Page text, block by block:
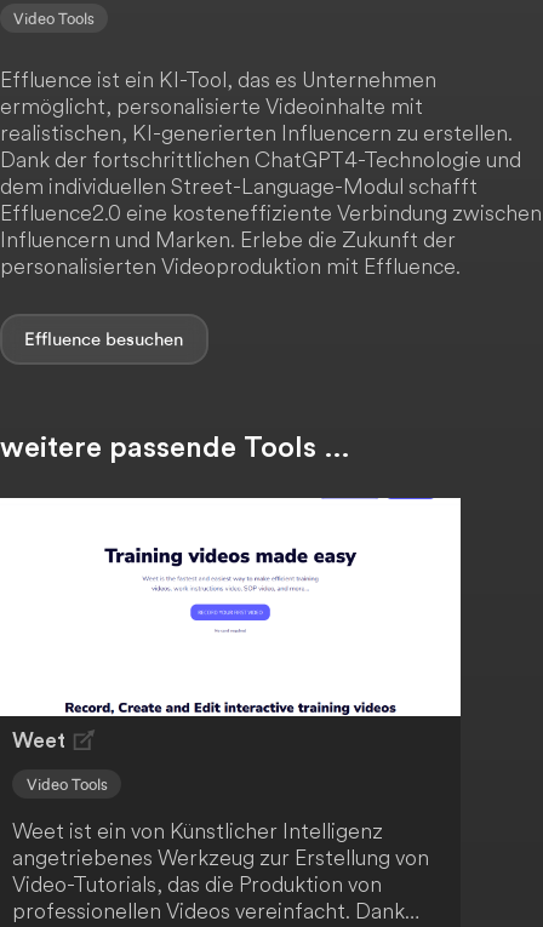
Video Tools
Effluence ist ein KI-Tool, das es Unternehmen
ermöglicht, personalisierte Videoinhalte mit
realistischen, KI-generierten Influencern zu erstellen.
Dank der fortschrittlichen ChatGPT4-Technologie und
dem individuellen Street-Language-Modul schafft
Effluence2.0 eine kosteneffiziente Verbindung zwischen
Influencern und Marken. Erlebe die Zukunft der
personalisierten Videoproduktion mit Effluence.
Effluence
weitere passende Tools …
Weet
Video Tools
Weet ist ein von Künstlicher Intelligenz
angetriebenes Werkzeug zur Erstellung von
Video-Tutorials, das die Produktion von
professionellen Videos vereinfacht. Dank